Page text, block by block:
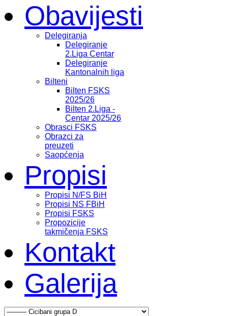
Obavijesti
Delegiranja
Delegiranje
2.Liga Centar
Delegiranje
Kantonalnih liga
Bilteni
Bilten FSKS
2025/26
Bilten 2.Liga -
Centar 2025/26
Obrasci FSKS
Obrazci za
preuzeti
Saopćenja
Propisi
Propisi N/FS BiH
Propisi NS FBiH
Propisi FSKS
Propozicije
takmičenja FSKS
Kontakt
Galerija